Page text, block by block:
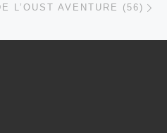
L’OUST AVENTURE (56)